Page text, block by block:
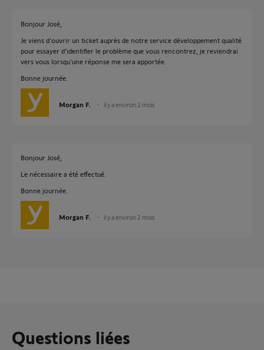
Bonjour José,
Je viens d'ouvrir un ticket auprès de notre service développement qualité
pour essayer d’identifier le problème que vous rencontrez, je reviendrai
vers vous lorsqu'une réponse me sera apportée.
Bonne journée.
Morgan F. il y a environ 2 mois
Bonjour José,
Le nécessaire a été effectué.
Bonne journée.
Morgan F. il y a environ 2 mois
Questions liées